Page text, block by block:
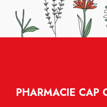
PHARMACIE CAP